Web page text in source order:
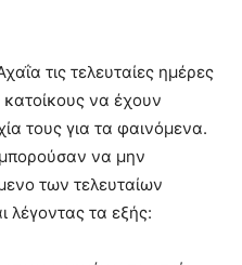
τις τελευταίες ημέρες
κατοίκους να έχουν
τους για τα φαινόμενα.
μπορούσαν να μην
των τελευταίων
λέγοντας τα εξής: